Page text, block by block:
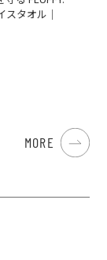
スタオル｜
MORE